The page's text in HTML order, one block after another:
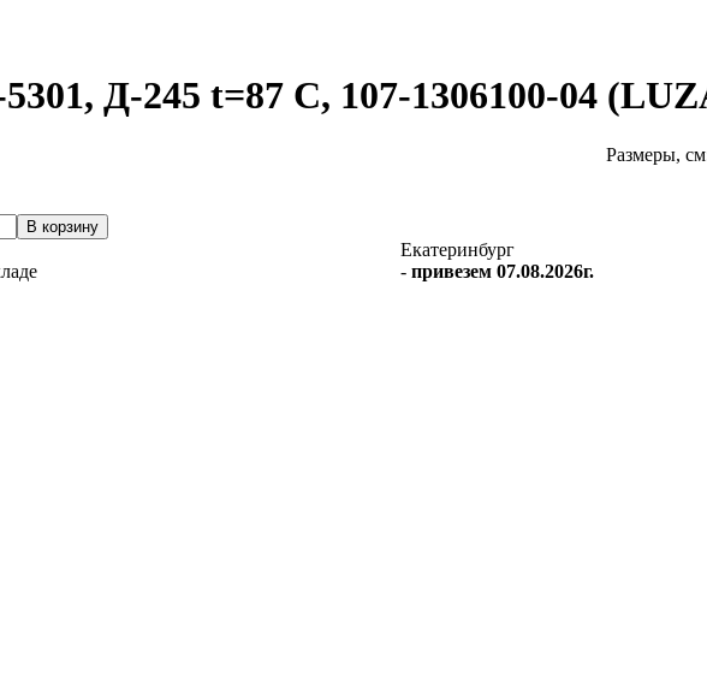
Д-245 t=87 С, 107-1306100-04
Размеры,
Екатеринбург
- привезем 07.08.2026г.